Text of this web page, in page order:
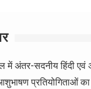
में अंतर-सदनीय हिंदी एवं
प्रतियोगिताओं